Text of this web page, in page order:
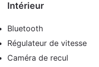
Intérieur
Bluetooth
Régulateur de vitesse
Caméra de recul